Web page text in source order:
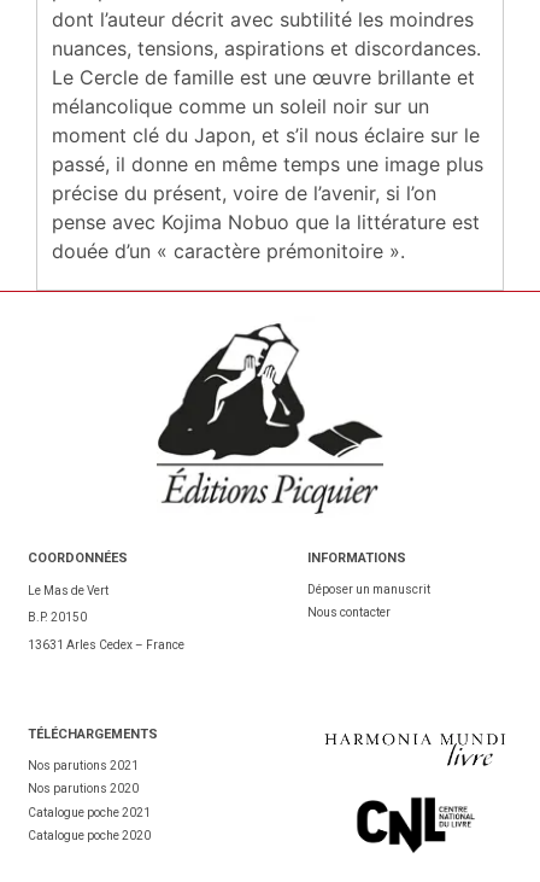
dont l’auteur décrit avec subtilité les moindres
nuances, tensions, aspirations et discordances.
Le Cercle de famille est une œuvre brillante et
mélancolique comme un soleil noir sur un
moment clé du Japon, et s’il nous éclaire sur le
passé, il donne en même temps une image plus
précise du présent, voire de l’avenir, si l’on
pense avec Kojima Nobuo que la littérature est
douée d’un « caractère prémonitoire ».
COORDONNÉES
Le Mas de Vert
B.P. 20150
13631 Arles Cedex – France
INFORMATIONS
Déposer un manuscrit
Nous contacter
TÉLÉCHARGEMENTS
Nos parutions 2021
Nos parutions 2020
Catalogue poche 2021
Catalogue poche 2020